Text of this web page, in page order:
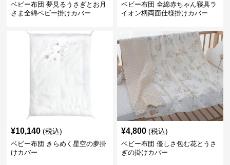
ベビー布団 夢見るうさぎとお月
さま全綿ベビー掛けカバー
ベビー布団 全綿赤ちゃん寝具ラ
イオン柄両面仕様掛けカバー
¥10,140 (税込)
ベビー布団 きらめく星空の夢掛
けカバー
¥4,800 (税込)
ベビー布団 優しさ包む花とうさ
ぎの掛けカバー